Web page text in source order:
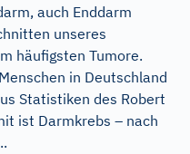
auch Enddarm
unseres
häufigsten Tumore.
in Deutschland
Statistiken des Robert
ist Darmkrebs – nach